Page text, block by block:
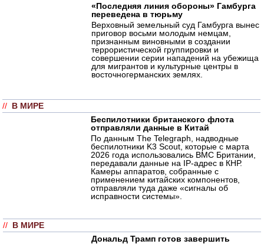
«Последняя линия обороны» Гамбурга
переведена в тюрьму
Верховный земельный суд Гамбурга вынес
приговор восьми молодым немцам,
признанным виновными в создании
террористической группировки и
совершении серии нападений на убежища
для мигрантов и культурные центры в
восточногерманских землях.
// В МИРЕ
Беспилотники британского флота
отправляли данные в Китай
По данным The Telegraph, надводные
беспилотники K3 Scout, которые с марта
2026 года использовались ВМС Британии,
передавали данные на IP-адрес в КНР.
Камеры аппаратов, собранные с
применением китайских компонентов,
отправляли туда даже «сигналы об
исправности системы».
// В МИРЕ
Дональд Трамп готов завершить